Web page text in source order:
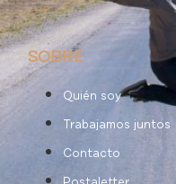
SOBRE
Quién soy
Trabajamos juntos
Contacto